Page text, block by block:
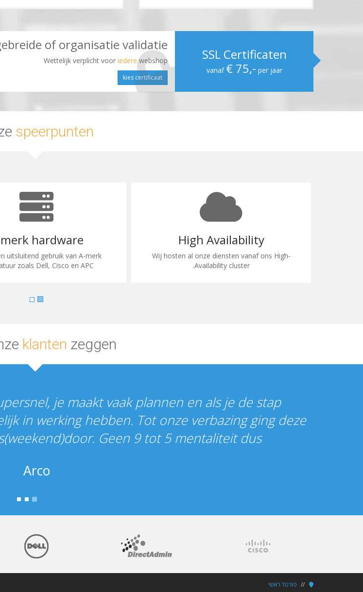
SSL Certificaten
vanaf € 75,- per jaar
of organisatie validatie
Wettelijk verplicht voor iederewebshop
kies certificaat
speerpunten
High Availability
Wij hosten al onze diensten vanaf ons High-
Availability cluster.
hardware
uitsluitend gebruik van A-merk
zoals Dell, Cisco en APC.
klanten zeggen:
je maakt vaak plannen en als je de stap
in werking hebben. Tot onze verbazing ging deze
Geen 9 tot 5 mentaliteit dus.
Arco
פורטל ראשי